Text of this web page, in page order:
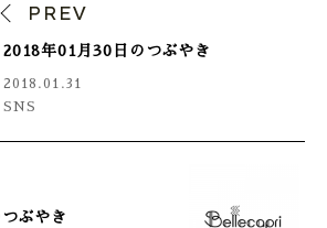
PREV
2018年01月30日のつぶやき
2018.01.31
SNS
ぶやき